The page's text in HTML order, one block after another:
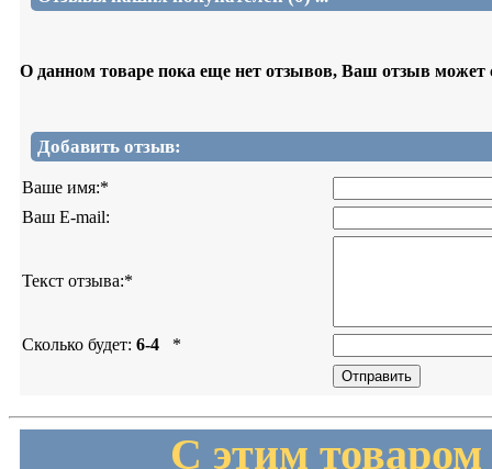
О данном товаре пока еще нет отзывов, Ваш отзыв может
Добавить отзыв:
Ваше имя:*
Ваш E-mail:
Текст отзыва:*
Сколько будет: 6-4 *
С этим